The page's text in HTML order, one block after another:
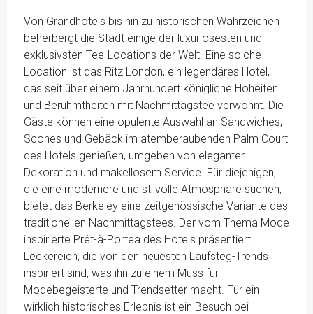
Von Grandhotels bis hin zu historischen Wahrzeichen
beherbergt die Stadt einige der luxuriösesten und
exklusivsten Tee-Locations der Welt. Eine solche
Location ist das Ritz London, ein legendäres Hotel,
das seit über einem Jahrhundert königliche Hoheiten
und Berühmtheiten mit Nachmittagstee verwöhnt. Die
Gäste können eine opulente Auswahl an Sandwiches,
Scones und Gebäck im atemberaubenden Palm Court
des Hotels genießen, umgeben von eleganter
Dekoration und makellosem Service. Für diejenigen,
die eine modernere und stilvolle Atmosphäre suchen,
bietet das Berkeley eine zeitgenössische Variante des
traditionellen Nachmittagstees. Der vom Thema Mode
inspirierte Prêt-à-Portea des Hotels präsentiert
Leckereien, die von den neuesten Laufsteg-Trends
inspiriert sind, was ihn zu einem Muss für
Modebegeisterte und Trendsetter macht. Für ein
wirklich historisches Erlebnis ist ein Besuch bei